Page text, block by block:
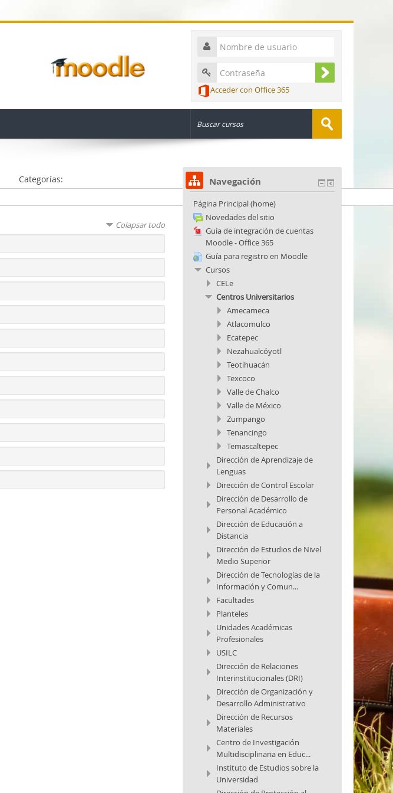
Acceder con Office 365
Categorías:
Colapsar todo
Navegación
Página Principal (home)
Novedades del sitio
Guía de integración de cuentas
Moodle - Office 365
Guía para registro en Moodle
Cursos
CELe
Centros Universitarios
Amecameca
Atlacomulco
Ecatepec
Nezahualcóyotl
Teotihuacán
Texcoco
Valle de Chalco
Valle de México
Zumpango
Tenancingo
Temascaltepec
Dirección de Aprendizaje de
Lenguas
Dirección de Control Escolar
Dirección de Desarrollo de
Personal Académico
Dirección de Educación a
Distancia
Dirección de Estudios de Nivel
Medio Superior
Dirección de Tecnologías de la
Información y Comun...
Facultades
Planteles
Unidades Académicas
Profesionales
USILC
Dirección de Relaciones
Interinstitucionales (DRI)
Dirección de Organización y
Desarrollo Administrativo
Dirección de Recursos
Materiales
Centro de Investigación
Multidisciplinaria en Educ...
Instituto de Estudios sobre la
Universidad